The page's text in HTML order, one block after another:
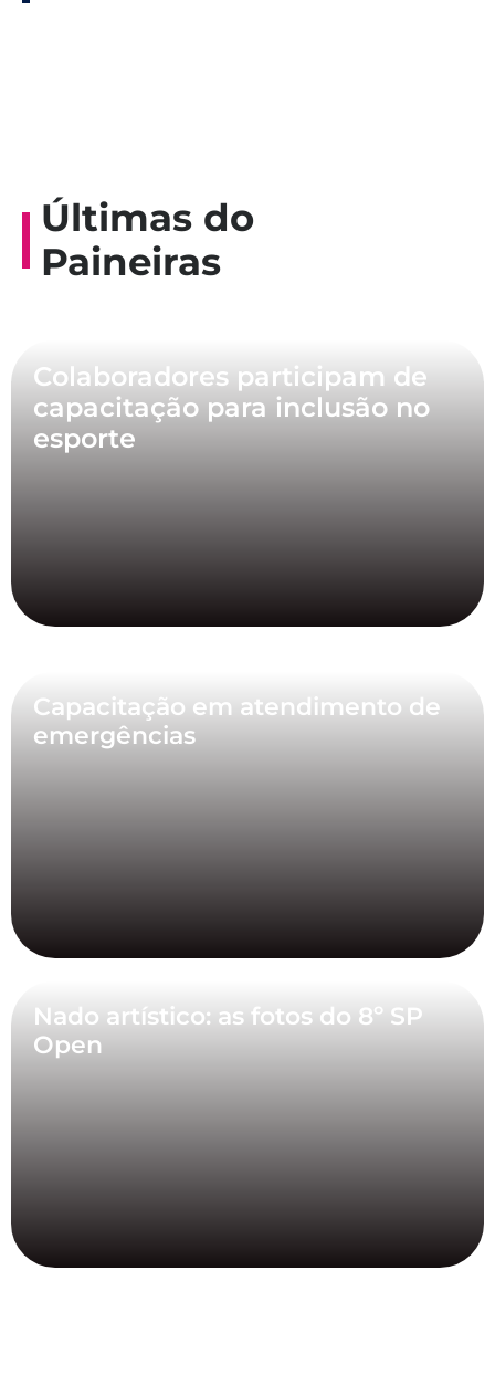
Últimas do
Paineiras
Colaboradores participam de
capacitação para inclusão no
esporte
Capacitação em atendimento de
emergências
Nado artístico: as fotos do 8º SP
Open